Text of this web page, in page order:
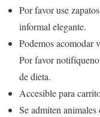
Por favor use
informal elegante.
Podemos acomodar
Por favor
de dieta.
Accesible para
Se admiten animales